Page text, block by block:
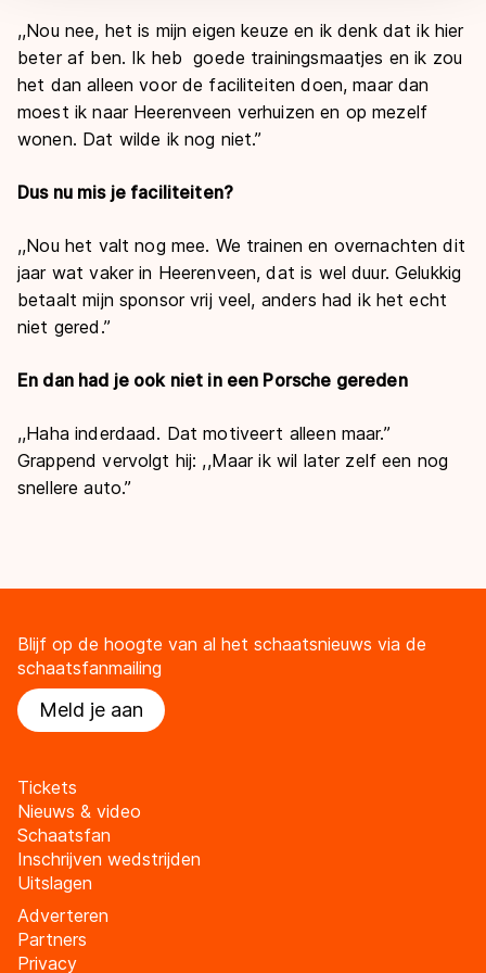
,,Nou nee, het is mijn eigen keuze en ik denk dat ik hier
beter af ben. Ik heb goede trainingsmaatjes en ik zou
het dan alleen voor de faciliteiten doen, maar dan
moest ik naar Heerenveen verhuizen en op mezelf
wonen. Dat wilde ik nog niet.’’
Dus nu mis je faciliteiten?
,,Nou het valt nog mee. We trainen en overnachten dit
jaar wat vaker in Heerenveen, dat is wel duur. Gelukkig
betaalt mijn sponsor vrij veel, anders had ik het echt
niet gered.’’
En dan had je ook niet in een Porsche gereden
,,Haha inderdaad. Dat motiveert alleen maar.’’
Grappend vervolgt hij: ,,Maar ik wil later zelf een nog
snellere auto.’’
Blijf op de hoogte van al het schaatsnieuws via de
schaatsfanmailing
Meld je aan
Tickets
Nieuws & video
Schaatsfan
Inschrijven wedstrijden
Uitslagen
Adverteren
Partners
Privacy